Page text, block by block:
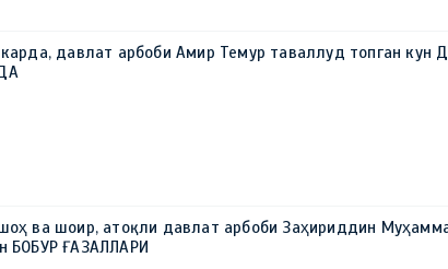
давлат арбоби Амир Темур таваллуд топган кун
ва шоир, атоқли давлат арбоби Заҳириддин
БОБУР ҒАЗАЛЛАРИ